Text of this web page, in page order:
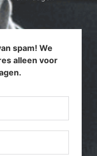
spam! We
alleen voor